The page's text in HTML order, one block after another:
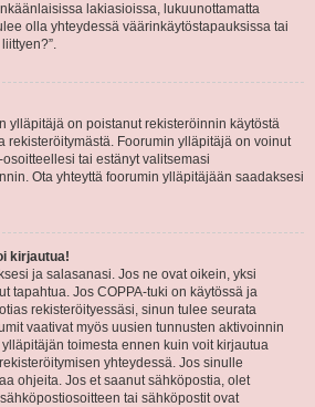
lakiasioissa, lukuunottamatta
olla yhteydessä väärinkäytöstapauksissa tai
ylläpitäjä on poistanut rekisteröinnin käytöstä
rekisteröitymästä. Foorumin ylläpitäjä on voinut
tai estänyt valitsemasi
Ota yhteyttä foorumin ylläpitäjään saadaksesi
kirjautua!
ja salasanasi. Jos ne ovat oikein, yksi
tapahtua. Jos COPPA-tuki on käytössä ja
rekisteröityessäsi, sinun tulee seurata
vaativat myös uusien tunnusten aktivoinnin
toimesta ennen kuin voit kirjautua
yhteydessä. Jos sinulle
ohjeita. Jos et saanut sähköpostia, olet
tai sähköpostit ovat